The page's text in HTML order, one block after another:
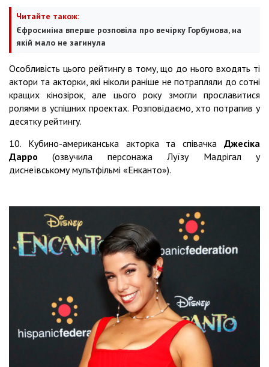
Читайте також:
Єфросиніна вперше розповіла про вечірку Горбунова, на
якій мало не загинула
Особливість цього рейтингу в тому, що до нього входять ті
актори та акторки, які ніколи раніше не потрапляли до сотні
кращих кінозірок, але цього року змогли прославитися
ролями в успішних проектах. Розповідаємо, хто потрапив у
десятку рейтингу.
10. Кубино-американська акторка та співачка Джесіка
Дарро (озвучила персонажа Луїзу Мадрігал у
диснеївському мультфільмі «Енканто»).